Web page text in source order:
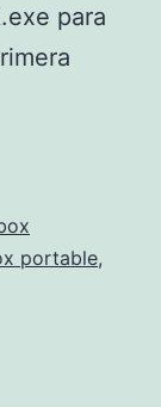
para
portable,